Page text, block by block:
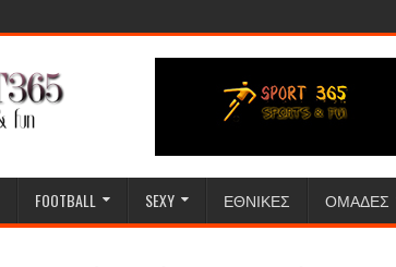
FOOTBALL SEXY ΕΘΝΙΚΕΣ ΟΜΑΔΕΣ